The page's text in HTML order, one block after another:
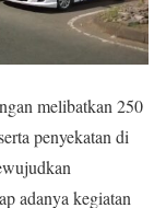
melibatkan 250
penyekatan di
adanya kegiatan